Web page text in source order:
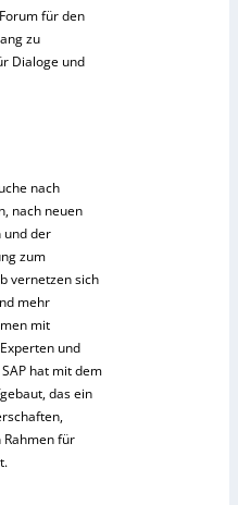
für den
zu
Dialoge und
nach
nach neuen
und der
zum
vernetzen sich
mehr
mit
und
hat mit dem
das ein
Rahmen für